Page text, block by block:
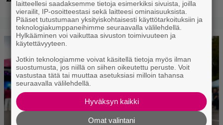
laitteellesi saadaksemme tietoja esimerkiksi sivuista, joilla
vierailit, IP-osoitteestasi sekä laitteesi ominaisuuksista.
Pääset tutustumaan yksityiskohtaisesti käyttötarkoituksiin ja
teknologiakumppaneihimme seuraavalla välilehdellä.
Hylkääminen voi vaikuttaa sivuston toimivuuteen ja
käytettävyyteen.
Jotkin teknologiamme voivat käsitellä tietoja myös ilman
suostumusta, jos niillä on siihen oikeutettu peruste. Voit
vastustaa tätä tai muuttaa asetuksiasi milloin tahansa
seuraavalla välilehdellä.
Hyväksyn kaikki
Omat valintani